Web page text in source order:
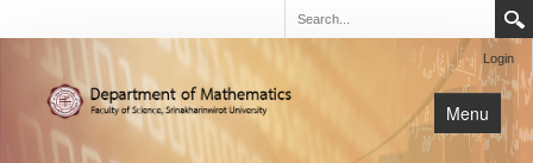
Login
Menu